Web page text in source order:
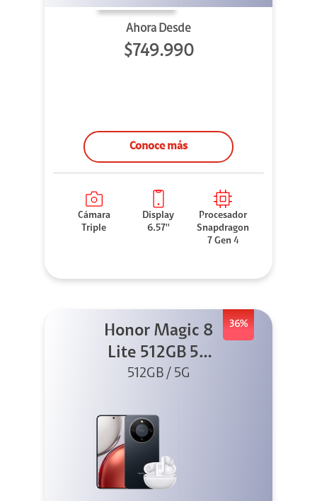
Ahora Desde
$749.990
Conoce más
Cámara
Triple
Display
6.57''
Procesador
Snapdragon
7 Gen 4
36%
Honor Magic 8
Lite 512GB 5G
Negro + X8I
512GB / 5G